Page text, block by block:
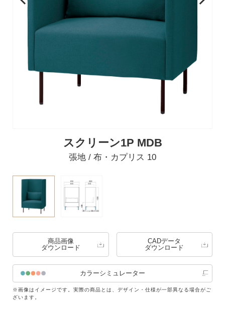
スクリーン1P MDB
張地 / 布・カプリス 10
商品画像
ダウンロード
CADデータ
ダウンロード
カラーシミュレーター
※画像はイメージです。実際の商品とは、デザイン・仕様が一部異なる場合がご
ざいます。